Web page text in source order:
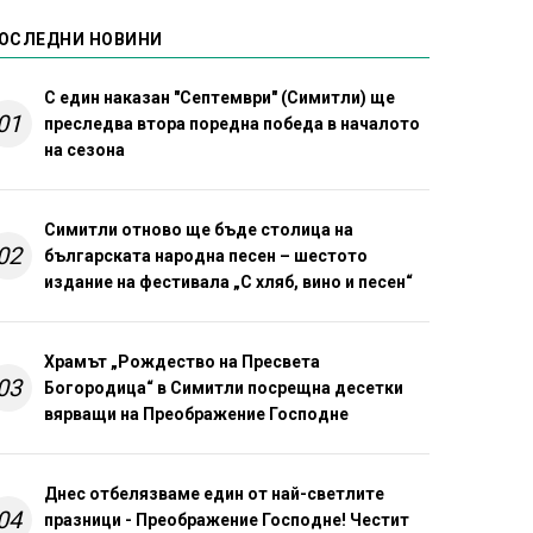
НОВИНИ
С един наказан "Септември" (Симитли) ще
преследва втора поредна победа в началото
на сезона
Симитли отново ще бъде столица на
българската народна песен – шестото
издание на фестивала „С хляб, вино и песен“
Храмът „Рождество на Пресвета
Богородица“ в Симитли посрещна десетки
вярващи на Преображение Господне
Днес отбелязваме един от най-светлите
празници - Преображение Господне! Честит